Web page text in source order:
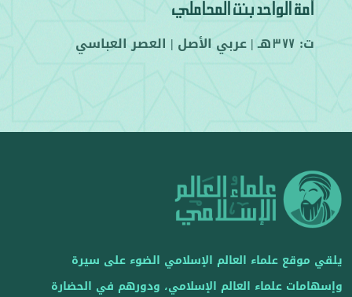
أمة الواحد بنت المحاملي
ت: 377هـ |عربي الأصل | العصر العباسي
يلقي موقع علماء العالم الإسلامي الضوء على سيرة
وإسهامات علماء العالم الإسلامي، ودورهم في الحضارة